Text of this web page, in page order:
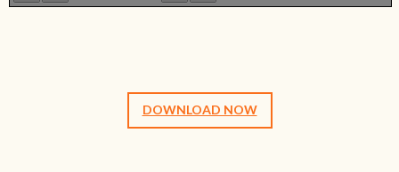
DOWNLOAD NOW